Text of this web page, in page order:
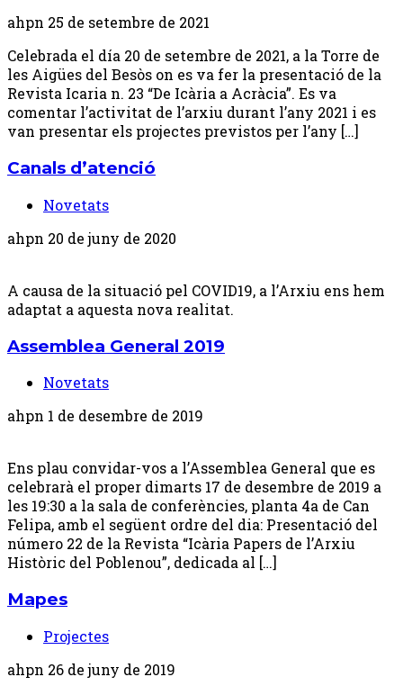
ahpn 25 de setembre de 2021
Celebrada el día 20 de setembre de 2021, a la Torre de
les Aigües del Besòs on es va fer la presentació de la
Revista Icaria n. 23 “De Icària a Acràcia”. Es va
comentar l’activitat de l’arxiu durant l’any 2021 i es
van presentar els projectes previstos per l’any […]
Canals d’atenció
Novetats
ahpn 20 de juny de 2020
A causa de la situació pel COVID19, a l’Arxiu ens hem
adaptat a aquesta nova realitat.
Assemblea General 2019
Novetats
ahpn 1 de desembre de 2019
Ens plau convidar-vos a l’Assemblea General que es
celebrarà el proper dimarts 17 de desembre de 2019 a
les 19:30 a la sala de conferències, planta 4a de Can
Felipa, amb el següent ordre del dia: Presentació del
número 22 de la Revista “Icària Papers de l’Arxiu
Històric del Poblenou”, dedicada al […]
Mapes
Projectes
ahpn 26 de juny de 2019